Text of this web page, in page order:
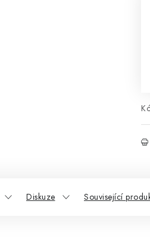
Diskuze Související